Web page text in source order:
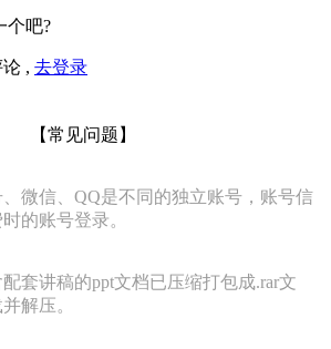
个吧?
, 去登录
【常见问题】
、微信、QQ是不同的独立账号，账号信
的账号登录。
配套讲稿的ppt文档已压缩打包成.rar文
解压。